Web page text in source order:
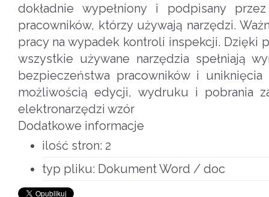
dokładnie wypełniony i podpisany
pracowników, którzy używają narzędzi.
pracy na wypadek kontroli inspekcji. Dzięki
wszystkie używane narzędzia spełniają
bezpieczeństwa pracowników i
możliwością edycji, wydruku i pobrania
elektronarzędzi wzór
Dodatkowe informacje
ilość stron: 2
typ pliku: Dokument Word / doc